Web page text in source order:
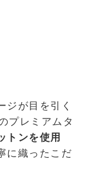
ジが目を引く
プレミアムタ
トンを使用
に織ったこだ